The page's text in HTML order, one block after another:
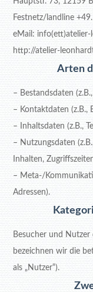
Festnetz/landline
eMail: info(ett)atelier-
http://atelier-
Arten
– Bestandsdaten
– Kontaktdaten (z.B.,
– Inhaltsdaten (z.B.,
– Nutzungsdaten
Inhalten,
– Meta-/
Adressen).
Besucher und Nutzer
bezeichnen wir die
als „Nutzer“).